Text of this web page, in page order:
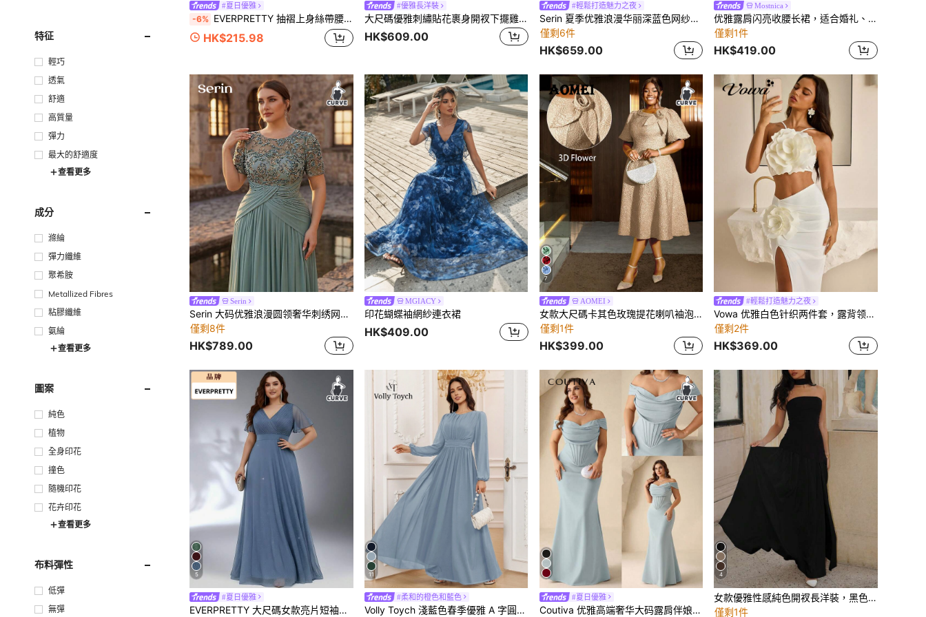
特征
輕巧
透氣
舒適
高質量
彈力
最大的舒適度
查看更多
成分
滌綸
彈力纖維
聚希胺
Metallized Fibres
粘膠纖維
氨綸
查看更多
圖案
純色
植物
全身印花
撞色
隨機印花
花卉印花
查看更多
布料彈性
低彈
無彈
#夏日優雅
-6% EVERPRETTY 抽褶上身絲帶腰雪紡舞會連衣裙
HK$215.98
#優雅長洋裝
大尺碼優雅刺繡貼花裹身開衩下擺雞尾酒洋裝，派對洋裝，秋季婚禮賓客洋裝
HK$609.00
#輕鬆打造魅力之夜
Serin 夏季优雅浪漫华丽深蓝色网纱亮片刺绣圆领小短袖扭结A字下摆连衣裙，适合晚宴、单身派对、舞会、约会、假日、音乐节、婚礼、新娘母亲礼服，情人节适用。
僅剩6件
HK$659.00
Mostnica
优雅露肩闪亮收腰长裙，适合婚礼、春季派对
僅剩1件
HK$419.00
Serin
Serin 大码优雅浪漫圆领奢华刺绣网纱透视七分袖镶嵌珍珠水钻褶皱腰A字连衣裙，适合婚礼、派对、正式场合、新娘母亲礼服
僅剩8件
HK$789.00
MGIACY
印花蝴蝶袖網紗連衣裙
HK$409.00
7
AOMEI
女款大尺碼卡其色玫瑰提花喇叭袖泡泡袖A字畢業禮服，適合婚禮派對秋季穿著
僅剩1件
HK$399.00
#輕鬆打造魅力之夜
Vowa 优雅白色针织两件套，露背领口饰有3D立体花朵，不对称腰身设计，侧边高开衩直筒裙，适合约会、度假、单身派对、毕业典礼、婚礼等场合，女士两件套，全白派对套装，情人节必备。
僅剩2件
HK$369.00
5
#夏日優雅
EVERPRETTY 大尺碼女款亮片短袖灰藍色伴娘禮服，優雅春夏婚禮賓客派對洋裝，秋季新娘母親禮服
11
#柔和的橙色和藍色
Volly Toych 淺藍色春季優雅 A 字圓領長袖拖地雪紡正式伴娘禮服，婚禮賓客禮服，無袖無內襯秋季款
#夏日優雅
Coutiva 优雅高端奢华大码露肩伴娘礼服
4
女款優雅性感純色開衩長洋裝，黑色抹胸禮服，適合派對、度假、婚禮，春秋穿著
僅剩1件